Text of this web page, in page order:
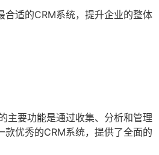
适的CRM系统，提升企业的整体
主要功能是通过收集、分析和管理
优秀的CRM系统，提供了全面的